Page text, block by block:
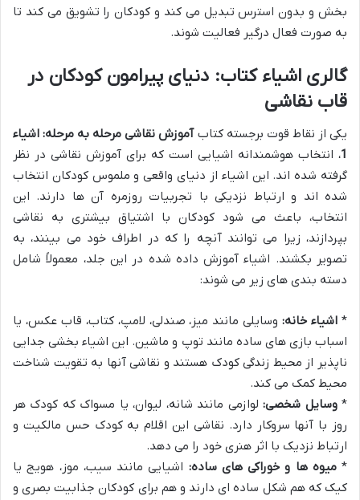
بخش و بدون استرس تبدیل می کند و کودکان را تشویق می کند تا
به صورت فعال درگیر فعالیت شوند.
گالری اشیاء کتاب: دنیای پیرامون کودکان در
قاب نقاشی
یکی از نقاط قوت برجسته کتابآموزش نقاشی مرحله به مرحله: اشیاء
1، انتخاب هوشمندانه اشیایی است که برای آموزش نقاشی در نظر
گرفته شده اند. این اشیاء از دنیای واقعی و ملموس کودکان انتخاب
شده اند و ارتباط نزدیکی با تجربیات روزمره آن ها دارند. این
انتخاب، باعث می شود کودکان با اشتیاق بیشتری به نقاشی
بپردازند، زیرا می توانند آنچه را که در اطراف خود می بینند، به
تصویر بکشند. اشیاء آموزش داده شده در این جلد، معمولاً شامل
دسته بندی های زیر می شوند:
* اشیاء خانه:وسایلی مانند میز، صندلی، لامپ، کتاب، قاب عکس، یا
اسباب بازی های ساده مانند توپ و ماشین. این اشیاء بخشی جدایی
ناپذیر از محیط زندگی کودک هستند و نقاشی آنها به تقویت شناخت
محیط کمک می کند.
*وسایل شخصی:لوازمی مانند شانه، لیوان، یا مسواک که کودک هر
روز با آنها سروکار دارد. نقاشی این اقلام به کودک حس مالکیت و
ارتباط نزدیک با اثر هنری خود را می دهد.
*میوه ها و خوراکی های ساده: اشیایی مانند سیب، موز، هویج یا
کیک که هم شکل ساده ای دارند و هم برای کودکان جذابیت بصری و